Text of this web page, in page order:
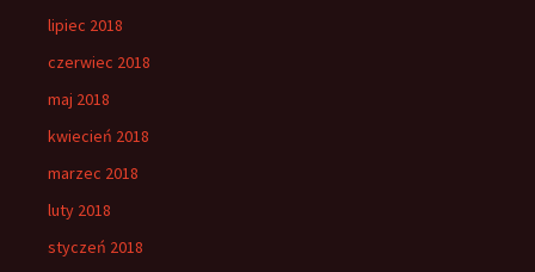
lipiec 2018
czerwiec 2018
maj 2018
kwiecień 2018
marzec 2018
luty 2018
styczeń 2018